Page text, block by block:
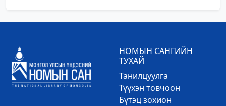
НОМЫН САНГИЙН
ТУХАЙ
Танилцуулга
Түүхэн товчоон
Бүтэц зохион